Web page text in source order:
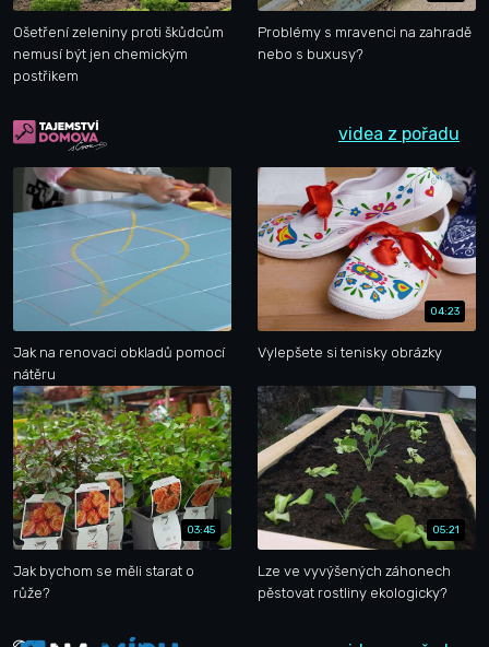
Ošetření zeleniny proti škůdcům
nemusí být jen chemickým
postřikem
Problémy s mravenci na zahradě
nebo s buxusy?
videa z pořadu
Jak na renovaci obkladů pomocí
nátěru
04:23
Vylepšete si tenisky obrázky
03:45
Jak bychom se měli starat o
růže?
05:21
Lze ve vyvýšených záhonech
pěstovat rostliny ekologicky?